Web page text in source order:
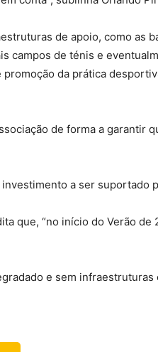
de apoio, como as
campos de ténis e
da prática
de forma a garantir
a ser suportado
que, “no início do Verão de
e sem infraestruturas